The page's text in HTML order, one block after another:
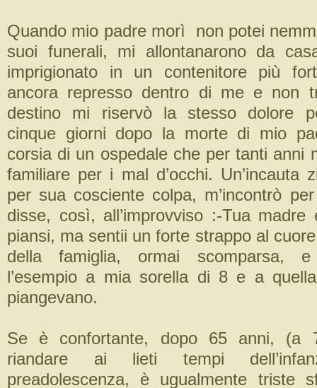
Quando mio padre morì non potei
suoi funerali, mi allontanarono da
imprigionato in un contenitore più
ancora represso dentro di me e non
destino mi riservò la stesso dolore
cinque giorni dopo la morte di mio
corsia di un ospedale che per tanti anni
familiare per i mal d’occhi. Un’incauta
per sua cosciente colpa, m’incontrò
disse, così, all’improvviso :-Tua
piansi, ma sentii un forte strappo al
della famiglia, ormai scomparsa,
l’esempio a mia sorella di 8 e a
piangevano.
Se è confortante, dopo 65 anni, (a
riandare ai lieti tempi
preadolescenza, è ugualmente triste